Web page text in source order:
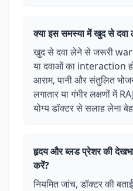
क्या इस समस्या में खुद से दवा
खुद से दवा लेने से जरूरी
या दवाओं का interaction
आराम, पानी और संतुलित
लगातार या गंभीर लक्षणों में
योग्य डॉक्टर से सलाह लेना
हृदय और ब्लड प्रेशर की
करें?
नियमित जांच, डॉक्टर की